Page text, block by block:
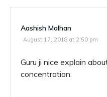
Aashish Malhan
August 17, 2018 at 2:50 pm
Guru ji nice explain
concentration.